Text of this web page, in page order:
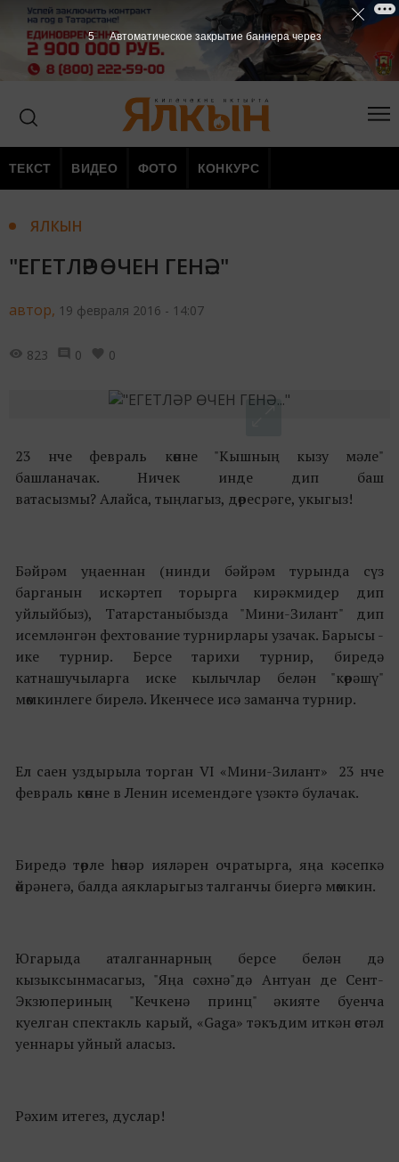
ТЕКСТ ВИДЕО ФОТО КОНКУРС
ЯЛКЫН
"ЕГЕТЛӘР ӨЧЕН ГЕНӘ..."
автор, 19 февраля 2016 - 14:07
823 0 0
23 нче февраль көнне "Кышның кызу мәле"
башланачак. Ничек инде дип баш
ватасызмы? Алайса, тыңлагыз, дөресрәге, укыгыз!
Бәйрәм уңаеннан (нинди бәйрәм турында сүз
барганын искәртеп торырга кирәкмидер дип
уйлыйбыз), Татарстаныбызда "Мини-Зилант" дип
исемләнгән фехтование турнирлары узачак. Барысы -
ике турнир. Берсе тарихи турнир, биредә
катнашучыларга иске кылычлар белән "көрәшү"
мөмкинлеге бирелә. Икенчесе исә заманча турнир.
Ел саен уздырыла торган VI «Мини-Зилант» 23 нче
февраль көнне в Ленин исемендәге үзәктә булачак.
Биредә төрле һөнәр ияләрен очратырга, яңа кәсепкә
өйрәнегә, балда аякларыгыз талганчы биергә мөмкин.
Югарыда аталганнарның берсе белән дә
кызыксынмасагыз, "Яңа сәхнә"дә Антуан де Сент-
Экзюпериның "Кечкенә принц" әкияте буенча
куелган спектакль карый, «Gaga» тәкъдим иткән өстәл
уеннары уйный аласыз.
Рәхим итегез, дуслар!
4 Автоматическое закрытие баннера через